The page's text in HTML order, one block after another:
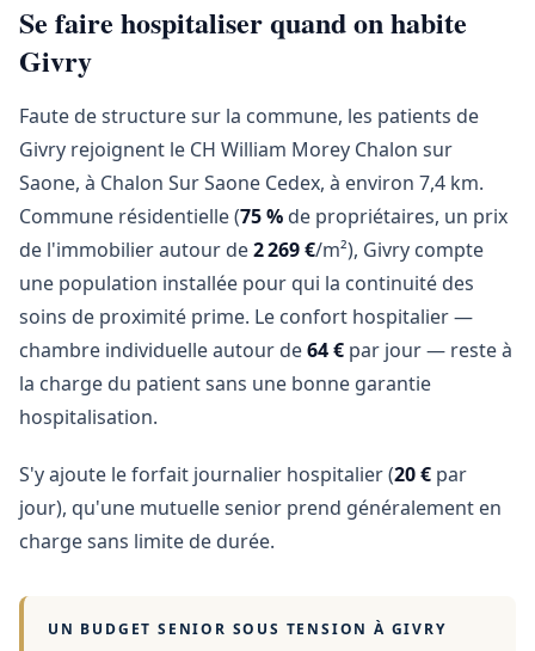
Se faire hospitaliser quand on habite
Givry
Faute de structure sur la commune, les patients de
Givry rejoignent le CH William Morey Chalon sur
Saone, à Chalon Sur Saone Cedex, à environ 7,4 km.
Commune résidentielle (75 % de propriétaires, un prix
de l'immobilier autour de2 269 €/m²), Givry compte
une population installée pour qui la continuité des
soins de proximité prime. Le confort hospitalier —
chambre individuelle autour de64 € par jour — reste à
la charge du patient sans une bonne garantie
hospitalisation.
S'y ajoute le forfait journalier hospitalier (20 € par
jour), qu'une mutuelle senior prend généralement en
charge sans limite de durée.
UN BUDGET SENIOR SOUS TENSION À GIVRY